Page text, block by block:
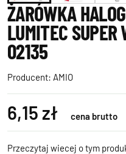
ŻARÓWKA
LUMITEC
02135
Producent: AMIO
6,15 zł cena brutto
Przeczytaj wiecej o tym